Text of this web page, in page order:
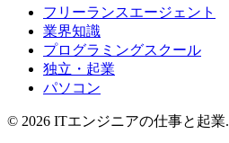
フリーランスエージェント
業界知識
プログラミングスクール
独立・起業
パソコン
© 2026 ITエンジニアの仕事と起業.